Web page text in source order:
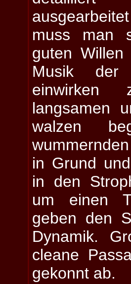
muss man
guten
Musik
langsamen
walzen
in Grund
in den
um einen
geben den
Dynamik.
cleane
gekonnt ab.